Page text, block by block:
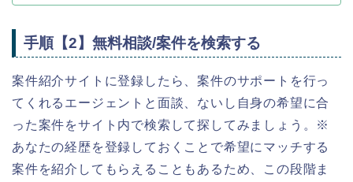
手順【2】無料相談/案件を検索する
案件紹介サイトに登録したら、案件のサポートを行っ
てくれるエージェントと面談、ないし自身の希望に合
った案件をサイト内で検索して探してみましょう。※
あなたの経歴を登録しておくことで希望にマッチする
案件を紹介してもらえることもあるため、この段階ま